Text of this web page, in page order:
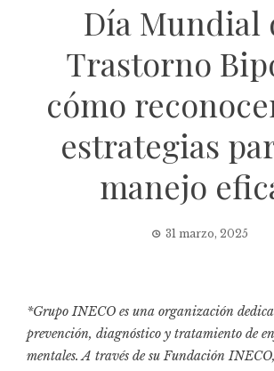
Día Mundial
Trastorno
cómo
estrategias
manejo
31 marzo, 2025
*Grupo INECO es una organización
prevención, diagnóstico y tratamiento de
mentales. A través de su Fundación